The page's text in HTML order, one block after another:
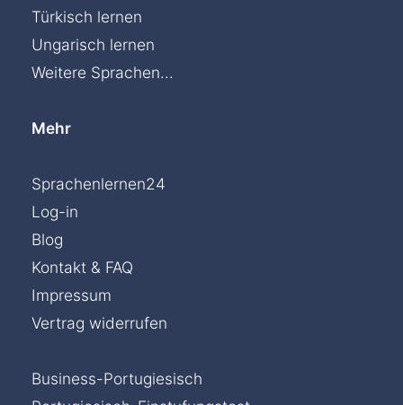
Türkisch lernen
Ungarisch lernen
Weitere Sprachen...
Mehr
Sprachenlernen24
Log-in
Blog
Kontakt & FAQ
Impressum
Vertrag widerrufen
Business-Portugiesisch